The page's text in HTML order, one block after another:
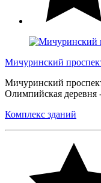
Мичуринский
Мичуринский
Олимпийская деревня
Комплекс зданий